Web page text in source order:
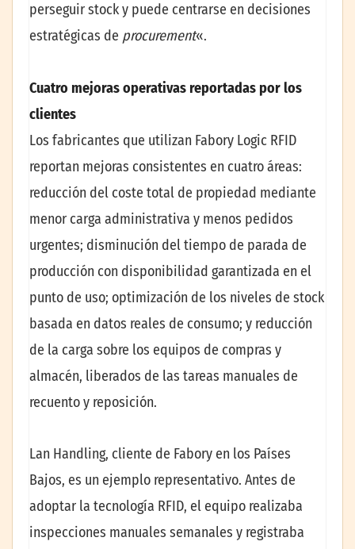
perseguir stock y puede centrarse en decisiones
estratégicas de procurement«.
Cuatro mejoras operativas reportadas por los
clientes
Los fabricantes que utilizan Fabory Logic RFID
reportan mejoras consistentes en cuatro áreas:
reducción del coste total de propiedad mediante
menor carga administrativa y menos pedidos
urgentes; disminución del tiempo de parada de
producción con disponibilidad garantizada en el
punto de uso; optimización de los niveles de stock
basada en datos reales de consumo; y reducción
de la carga sobre los equipos de compras y
almacén, liberados de las tareas manuales de
recuento y reposición.
Lan Handling, cliente de Fabory en los Países
Bajos, es un ejemplo representativo. Antes de
adoptar la tecnología RFID, el equipo realizaba
inspecciones manuales semanales y registraba